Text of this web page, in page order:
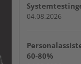
04.08.2026
60-80%